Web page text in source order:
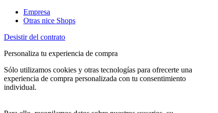
Empresa
Otras nice Shops
Desistir del contrato
Personaliza tu experiencia de compra
Sólo utilizamos cookies y otras tecnologías para ofrecerte una
experiencia de compra personalizada con tu consentimiento
individual.